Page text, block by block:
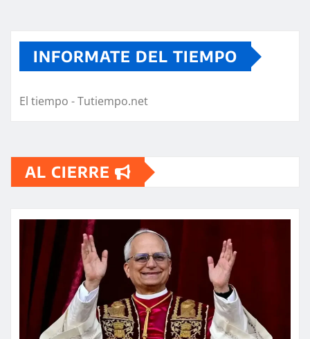
INFORMATE DEL TIEMPO
El tiempo - Tutiempo.net
AL CIERRE